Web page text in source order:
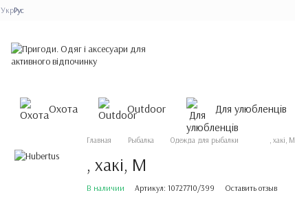
УкрРус
Охота Outdoor Для улюбленців
Главная Рыбалка Одежда для рыбалки , хакі, M
, хакі, M
В наличии Артикул: 10727710/399 Оставить отзыв